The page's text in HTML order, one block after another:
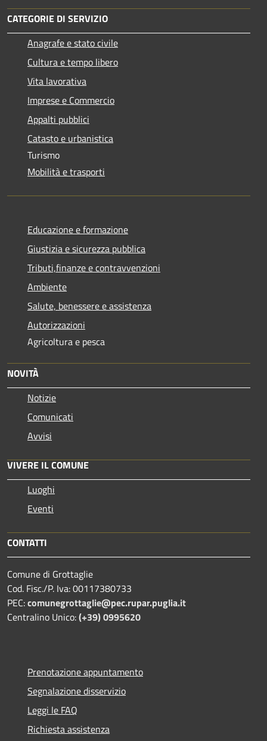
CATEGORIE DI SERVIZIO
Anagrafe e stato civile
Cultura e tempo libero
Vita lavorativa
Imprese e Commercio
Appalti pubblici
Catasto e urbanistica
Turismo
Mobilità e trasporti
Educazione e formazione
Giustizia e sicurezza pubblica
Tributi,finanze e contravvenzioni
Ambiente
Salute, benessere e assistenza
Autorizzazioni
Agricoltura e pesca
NOVITÀ
Notizie
Comunicati
Avvisi
VIVERE IL COMUNE
Luoghi
Eventi
CONTATTI
Comune di Grottaglie
Cod. Fisc./P. Iva: 00117380733
PEC:comunegrottaglie@pec.rupar.puglia.it
Centralino Unico:(+39) 0995620
Prenotazione appuntamento
Segnalazione disservizio
Leggi le FAQ
Richiesta assistenza